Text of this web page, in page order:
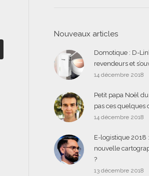
Nouveaux articles
Domotique : D-
revendeurs et
14 décembre 2018
Petit papa Noël
pas ces quelques
14 décembre 2018
E-logistique 2018
nouvelle
?
13 décembre 2018